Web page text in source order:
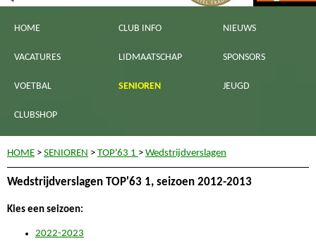
HOME CLUB INFO NIEUWS
VACATURES LIDMAATSCHAP SPONSORS
VOETBAL SENIOREN JEUGD
CLUBSHOP
HOME > SENIOREN > TOP'63 1 > Wedstrijdverslagen
Wedstrijdverslagen TOP'63 1, seizoen 2012-2013
Kies een seizoen:
2022-2023